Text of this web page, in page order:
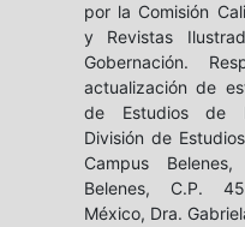
por la Comisión
y Revistas
Gobernación.
actualización de
de Estudios de
División de
Campus
Belenes, C.P.
México, Dra.